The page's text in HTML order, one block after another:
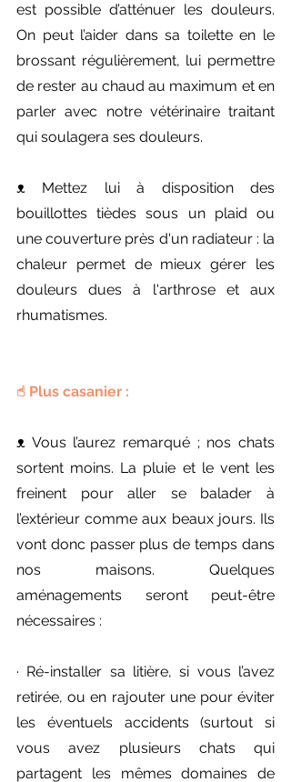
est possible d’atténuer les douleurs.
On peut l’aider dans sa toilette en le
brossant régulièrement, lui permettre
de rester au chaud au maximum et en
parler avec notre vétérinaire traitant
qui soulagera ses douleurs.
ᴥ︎ Mettez lui à disposition des
bouillottes tièdes sous un plaid ou
une couverture près d'un radiateur : la
chaleur permet de mieux gérer les
douleurs dues à l'arthrose et aux
rhumatismes.
☝︎︎ Plus casanier :
ᴥ︎ Vous l’aurez remarqué ; nos chats
sortent moins. La pluie et le vent les
freinent pour aller se balader à
l’extérieur comme aux beaux jours. Ils
vont donc passer plus de temps dans
nos maisons. Quelques
aménagements seront peut-être
nécessaires :
· Ré-installer sa litière, si vous l’avez
retirée, ou en rajouter une pour éviter
les éventuels accidents (surtout si
vous avez plusieurs chats qui
partagent les mêmes domaines de